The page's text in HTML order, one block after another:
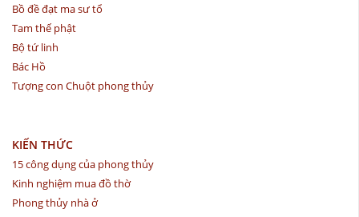
Bồ đề đạt ma sư tổ
Tam thế phật
Bộ tứ linh
Bác Hồ
Tượng con Chuột phong thủy
KIẾN THỨC
15 công dụng của phong thủy
Kinh nghiệm mua đồ thờ
Phong thủy nhà ở